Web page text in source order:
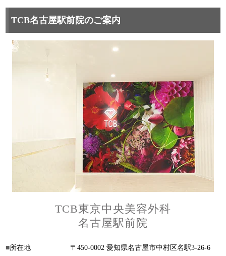
TCB名古屋駅前院のご案内
TCB東京中央美容外科
名古屋駅前院
所在地
〒450-0002 愛知県名古屋市中村区名駅3-26-6